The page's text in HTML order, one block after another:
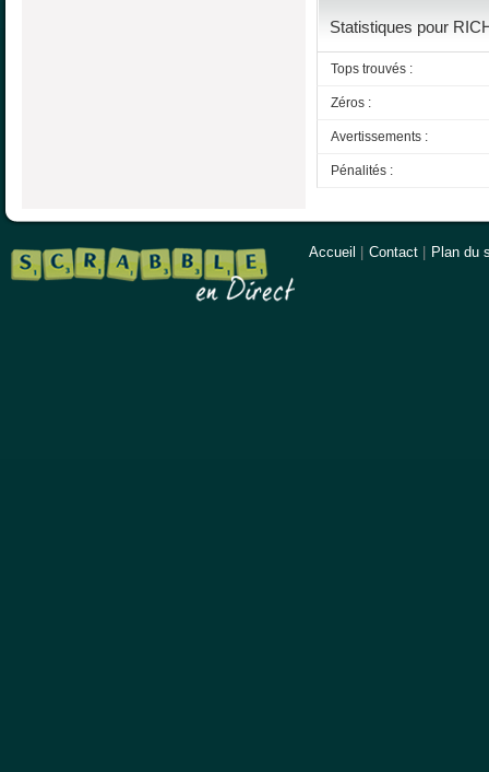
Statistiques pour
Tops trouvés :
Zéros :
Avertissements :
Pénalités :
Accueil Contact Plan du